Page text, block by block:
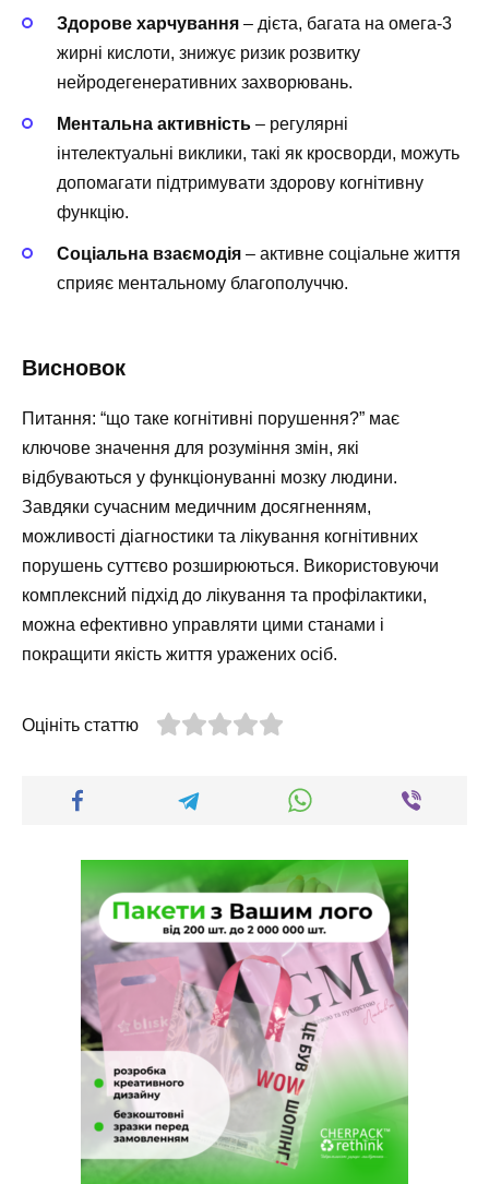
Здорове харчування – дієта, багата на омега-3
жирні кислоти, знижує ризик розвитку
нейродегенеративних захворювань.
Ментальна активність – регулярні
інтелектуальні виклики, такі як кросворди, можуть
допомагати підтримувати здорову когнітивну
функцію.
Соціальна взаємодія – активне соціальне життя
сприяє ментальному благополуччю.
Висновок
Питання: “що таке когнітивні порушення?” має
ключове значення для розуміння змін, які
відбуваються у функціонуванні мозку людини.
Завдяки сучасним медичним досягненням,
можливості діагностики та лікування когнітивних
порушень суттєво розширюються. Використовуючи
комплексний підхід до лікування та профілактики,
можна ефективно управляти цими станами і
покращити якість життя уражених осіб.
Оцініть статтю